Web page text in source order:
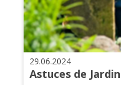
29.06.2024
Astuces de